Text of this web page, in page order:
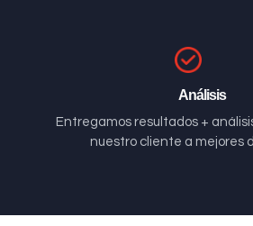
Análisis
Entregamos resultados +
nuestro cliente a mejores